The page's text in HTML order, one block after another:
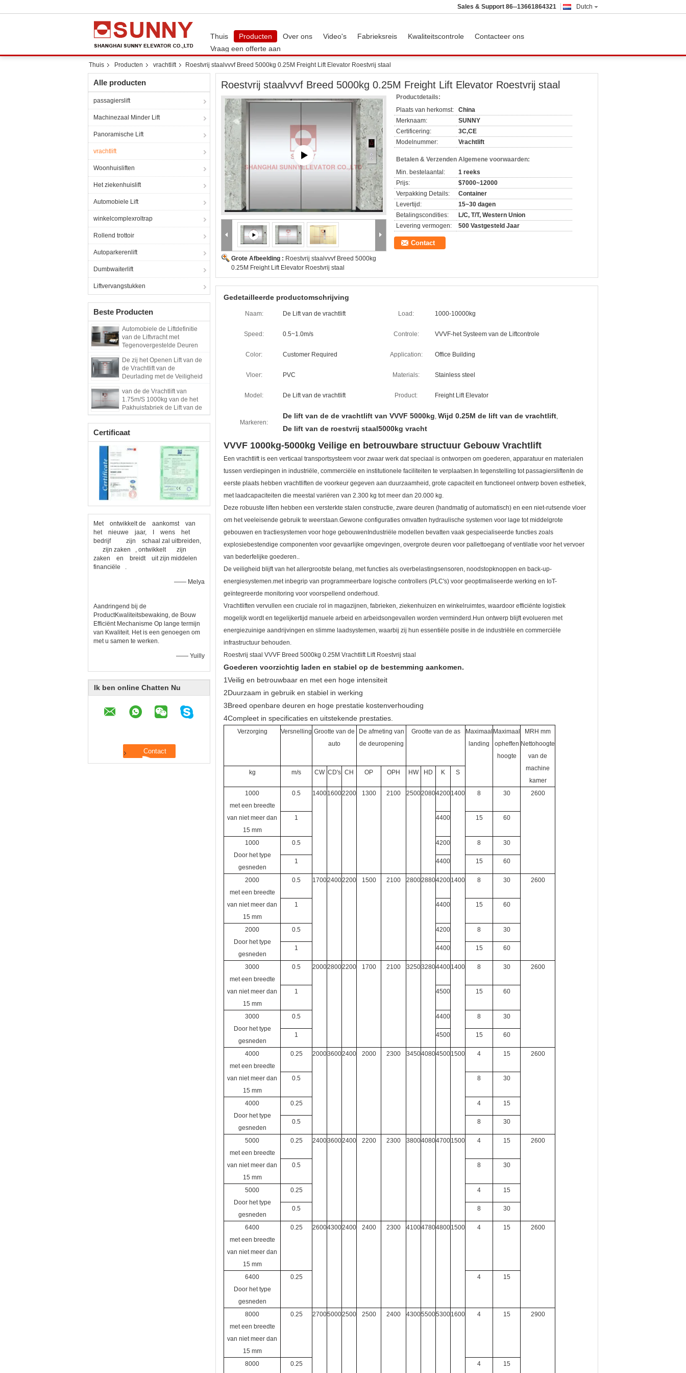
Dutch
Sales & Support 86--13661864321
Thuis Producten Over ons Video's Fabrieksreis Kwaliteitscontrole
Contacteer ons
Vraag een offerte aan
Thuis Producten vrachtlift Roestvrij staalvvvf Breed 5000kg 0.25M Freight Lift Elevator Roestvrij staal
Alle producten
passagierslift
Machinezaal Minder Lift
Panoramische Lift
vrachtlift
Woonhuisliften
Het ziekenhuislift
Automobiele Lift
winkelcomplexroltrap
Rollend trottoir
Autoparkerenlift
Dumbwaiterlift
Liftvervangstukken
Beste Producten
Automobiele de Liftdefinitie
van de Liftvracht met
Tegenovergestelde Deuren
De zij het Openen Lift van de
de Vrachtlift van de
Deurlading met de Veiligheid
van de de Vrachtlift van
1.75m/S 1000kg van de het
Pakhuisfabriek de Lift van de
de Hoge snelheidslift
Certificaat
Met ontwikkelt de aankomst van
het nieuwe jaar, I wens het
bedrijf zijn schaal zal uitbreiden,
zijn zaken , ontwikkelt zijn
zaken en breidt uit zijn middelen
financiële .
—— Melya
Aandringend bij de
ProductKwaliteitsbewaking, de Bouw
Efficiënt Mechanisme Op lange termijn
van Kwaliteit. Het is een genoegen om
met u samen te werken.
—— Yuilly
Ik ben online Chatten Nu
Roestvrij staalvvvf Breed 5000kg 0.25M Freight Lift Elevator Roestvrij staal
Grote Afbeelding : Roestvrij staalvvvf Breed 5000kg
0.25M Freight Lift Elevator Roestvrij staal
Productdetails:
Plaats van herkomst:
China
Merknaam:
SUNNY
Certificering:
3C,CE
Modelnummer:
Vrachtlift
Betalen & Verzenden Algemene voorwaarden:
Min. bestelaantal:
1 reeks
Prijs:
$7000~12000
Verpakking Details:
Container
Levertijd:
15~30 dagen
Betalingscondities:
L/C, T/T, Western Union
Levering vermogen:
500 Vastgesteld Jaar
Contact
Gedetailleerde productomschrijving
Naam: De Lift van de vrachtlift Load: 1000-10000kg
Speed: 0.5~1.0m/s Controle: VVVF-het Systeem van de Liftcontrole
Color: Customer Required Application: Office Building
Vloer: PVC Materials: Stainless steel
Model: De Lift van de vrachtlift Product: Freight Lift Elevator
Markeren:
De lift van de de vrachtlift van VVVF 5000kg, Wijd 0.25M de lift van de vrachtlift,
De lift van de roestvrij staal5000kg vracht
VVVF 1000kg-5000kg Veilige en betrouwbare structuur Gebouw Vrachtlift
Een vrachtlift is een verticaal transportsysteem voor zwaar werk dat speciaal is ontworpen om goederen, apparatuur en materialen
tussen verdiepingen in industriële, commerciële en institutionele faciliteiten te verplaatsen.In tegenstelling tot passagiersliftenIn de
eerste plaats hebben vrachtliften de voorkeur gegeven aan duurzaamheid, grote capaciteit en functioneel ontwerp boven esthetiek,
met laadcapaciteiten die meestal variëren van 2.300 kg tot meer dan 20.000 kg.
Deze robuuste liften hebben een versterkte stalen constructie, zware deuren (handmatig of automatisch) en een niet-rutsende vloer
om het veeleisende gebruik te weerstaan.Gewone configuraties omvatten hydraulische systemen voor lage tot middelgrote
gebouwen en tractiesystemen voor hoge gebouwenIndustriële modellen bevatten vaak gespecialiseerde functies zoals
explosiebestendige componenten voor gevaarlijke omgevingen, overgrote deuren voor pallettoegang of ventilatie voor het vervoer
van bederfelijke goederen..
De veiligheid blijft van het allergrootste belang, met functies als overbelastingsensoren, noodstopknoppen en back-up-
energiesystemen.met inbegrip van programmeerbare logische controllers (PLC's) voor geoptimaliseerde werking en IoT-
geïntegreerde monitoring voor voorspellend onderhoud.
Vrachtliften vervullen een cruciale rol in magazijnen, fabrieken, ziekenhuizen en winkelruimtes, waardoor efficiënte logistiek
mogelijk wordt en tegelijkertijd manuele arbeid en arbeidsongevallen worden verminderd.Hun ontwerp blijft evolueren met
energiezuinige aandrijvingen en slimme laadsystemen, waarbij zij hun essentiële positie in de industriële en commerciële
infrastructuur behouden.
Roestvrij staal VVVF Breed 5000kg 0.25M Vrachtlift Lift Roestvrij staal
Goederen voorzichtig laden en stabiel op de bestemming aankomen.
1Veilig en betrouwbaar en met een hoge intensiteit
2Duurzaam in gebruik en stabiel in werking
3Breed openbare deuren en hoge prestatie kostenverhouding
4Compleet in specificaties en uitstekende prestaties.
Verzorging Versnelling Grootte van de
auto
De afmeting van
de deuropening
Grootte van de as
Maximaal
landing
Maximaal
opheffen
hoogte
MRH mm
Nettohoogte
van de
machine
kamer
kg m/s CW CD's CH OP OPH HW HD K S
1000
met een breedte
van niet meer dan
15 mm
0.5 140016002200 1300 2100 2500208042001400 8 30 2600
1 4400 15 60
1000
Door het type
gesneden
0.5 4200 8 30
1 4400 15 60
2000
met een breedte
van niet meer dan
15 mm
0.5 170024002200 1500 2100 2800288042001400 8 30 2600
1 4400 15 60
2000
Door het type
gesneden
0.5 4200 8 30
1 4400 15 60
3000
met een breedte
van niet meer dan
15 mm
0.5 200028002200 1700 2100 3250328044001400 8 30 2600
1 4500 15 60
3000
Door het type
gesneden
0.5 4400 8 30
1 4500 15 60
4000
met een breedte
van niet meer dan
15 mm
0.25 200036002400 2000 2300 3450408045001500 4 15 2600
0.5 8 30
4000
Door het type
gesneden
0.25 4 15
0.5 8 30
5000
met een breedte
van niet meer dan
15 mm
0.25 240036002400 2200 2300 3800408047001500 4 15 2600
0.5 8 30
5000
Door het type
gesneden
0.25 4 15
0.5 8 30
6400
met een breedte
van niet meer dan
15 mm
0.25 260043002400 2400 2300 4100478048001500 4 15 2600
6400
Door het type
gesneden
0.25 4 15
8000
met een breedte
van niet meer dan
15 mm
0.25 270050002500 2500 2400 4300550053001600 4 15 2900
8000
0.25 4 15